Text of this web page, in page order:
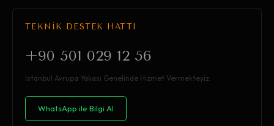
TEKNİK DESTEK HATTI
+90 501 029 12 56
İstanbul Avrupa Yakası Genelinde Hizmet Vermekteyiz.
WhatsApp ile Bilgi Al